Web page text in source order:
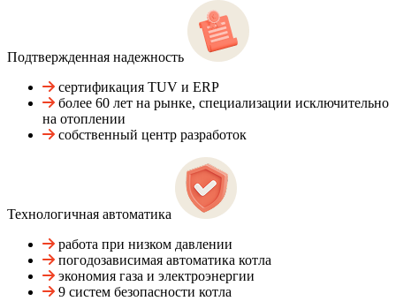
Подтвержденная надежность
сертификация TUV и ERP
более 60 лет на рынке, специализации исключительно
на отоплении
собственный центр разработок
Технологичная автоматика
работа при низком давлении
погодозависимая автоматика котла
экономия газа и электроэнергии
9 систем безопасности котла